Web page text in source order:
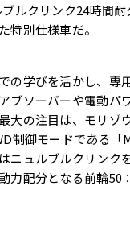
ルクリンク24時間
特別仕様車だ。
の学びを活かし、専
ブソーバーや電動パ
大の注目は、モリゾ
制御モードである「
ニュルブルクリンク
力配分となる前輪50